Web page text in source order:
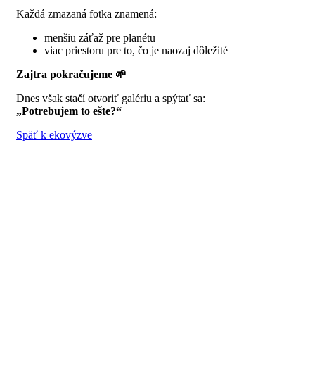
Každá zmazaná fotka znamená:
menšiu záťaž pre planétu
viac priestoru pre to, čo je naozaj dôležité
Zajtra pokračujeme 🌱
Dnes však stačí otvoriť galériu a spýtať sa:
„Potrebujem to ešte?“
Späť k ekovýzve